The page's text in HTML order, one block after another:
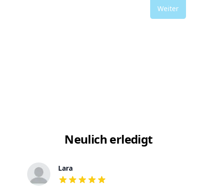
Weiter
Neulich erledigt
Lara
out of 5 stars